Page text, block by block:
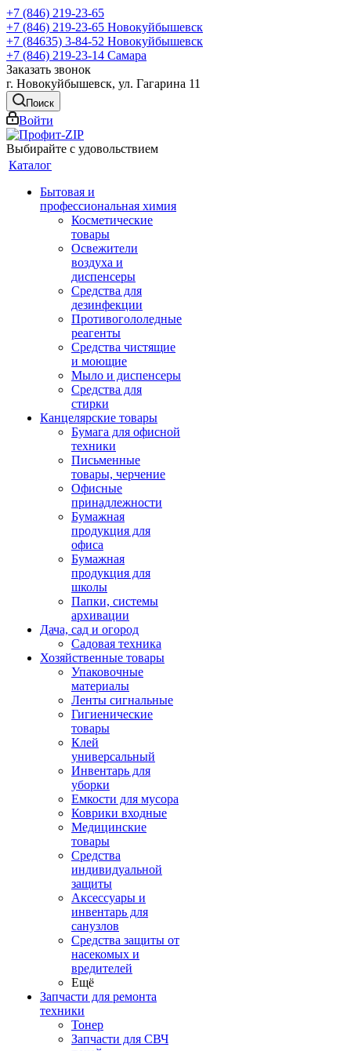
+7 (846) 219-23-65
+7 (846) 219-23-65 Новокуйбышевск
+7 (84635) 3-84-52 Новокуйбышевск
+7 (846) 219-23-14 Самара
Заказать звонок
г. Новокуйбышевск, ул. Гагарина 11
Поиск
Войти
Выбирайте с удовольствием
Каталог
Бытовая и
профессиональная химия
Косметические
товары
Освежители
воздуха и
диспенсеры
Средства для
дезинфекции
Противогололедные
реагенты
Средства чистящие
и моющие
Мыло и диспенсеры
Средства для
стирки
Канцелярские товары
Бумага для офисной
техники
Письменные
товары, черчение
Офисные
принадлежности
Бумажная
продукция для
офиса
Бумажная
продукция для
школы
Папки, системы
архивации
Дача, сад и огород
Садовая техника
Хозяйственные товары
Упаковочные
материалы
Ленты сигнальные
Гигиенические
товары
Клей
универсальный
Инвентарь для
уборки
Емкости для мусора
Коврики входные
Медицинские
товары
Средства
индивидуальной
защиты
Аксессуары и
инвентарь для
санузлов
Средства защиты от
насекомых и
вредителей
Ещё
Запчасти для ремонта
техники
Тонер
Запчасти для СВЧ